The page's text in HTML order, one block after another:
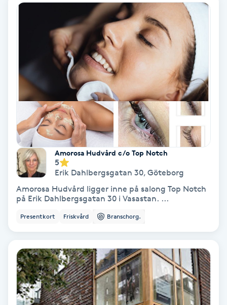
Hyaluronsyra
Hypnos
Hårborttagning
Hårbottenbehandling
Hårförlängning
Hårvård
Hälsa
Hälsprickor
Idrottsmassage
Amorosa Hudvård c/o Top Notch
5
Erik Dahlbergsgatan 30, Göteborg
Amorosa Hudvård ligger inne på salong Top Notch
på Erik Dahlbergsgatan 30 i Vasastan. ...
Presentkort Friskvård Branschorg.